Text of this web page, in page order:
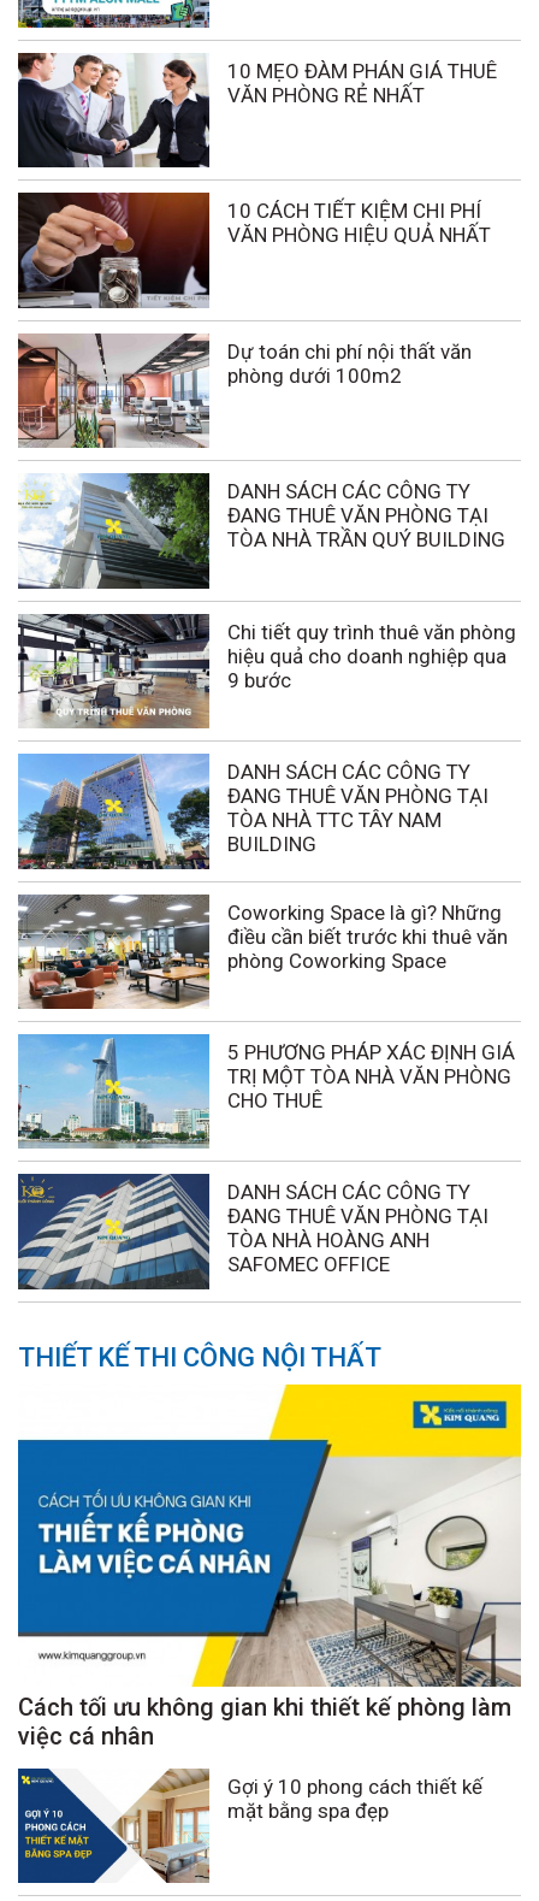
10 MẸO ĐÀM PHÁN GIÁ THUÊ
VĂN PHÒNG RẺ NHẤT
10 CÁCH TIẾT KIỆM CHI PHÍ
VĂN PHÒNG HIỆU QUẢ NHẤT
Dự toán chi phí nội thất văn
phòng dưới 100m2
DANH SÁCH CÁC CÔNG TY
ĐANG THUÊ VĂN PHÒNG TẠI
TÒA NHÀ TRẦN QUÝ BUILDING
Chi tiết quy trình thuê văn phòng
hiệu quả cho doanh nghiệp qua
9 bước
DANH SÁCH CÁC CÔNG TY
ĐANG THUÊ VĂN PHÒNG TẠI
TÒA NHÀ TTC TÂY NAM
BUILDING
Coworking Space là gì? Những
điều cần biết trước khi thuê văn
phòng Coworking Space
5 PHƯƠNG PHÁP XÁC ĐỊNH GIÁ
TRỊ MỘT TÒA NHÀ VĂN PHÒNG
CHO THUÊ
DANH SÁCH CÁC CÔNG TY
ĐANG THUÊ VĂN PHÒNG TẠI
TÒA NHÀ HOÀNG ANH
SAFOMEC OFFICE
THIẾT KẾ THI CÔNG NỘI THẤT
Cách tối ưu không gian khi thiết kế phòng làm
việc cá nhân
Gợi ý 10 phong cách thiết kế
mặt bằng spa đẹp